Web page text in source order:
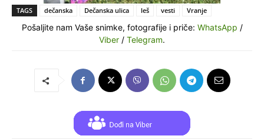
TAGS dečanska Dečanska ulica leš vesti Vranje
Pošaljite nam Vaše snimke, fotografije i priče: WhatsApp /
Viber / Telegram.